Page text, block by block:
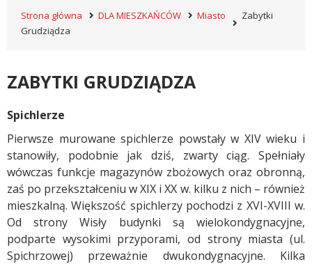
Strona główna DLA MIESZKAŃCÓW Miasto
Zabytki
Grudziądza
ZABYTKI GRUDZIĄDZA
Spichlerze
Pierwsze murowane spichlerze powstały w XIV wieku i
stanowiły, podobnie jak dziś, zwarty ciąg. Spełniały
wówczas funkcje magazynów zbożowych oraz obronną,
zaś po przekształceniu w XIX i XX w. kilku z nich – również
mieszkalną. Większość spichlerzy pochodzi z XVI-XVIII w.
Od strony Wisły budynki są wielokondygnacyjne,
podparte wysokimi przyporami, od strony miasta (ul.
Spichrzowej) przeważnie dwukondygnacyjne. Kilka